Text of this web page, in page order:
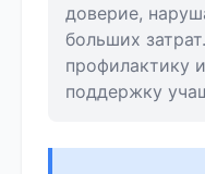
доверие,
больших
профилактику
поддержку